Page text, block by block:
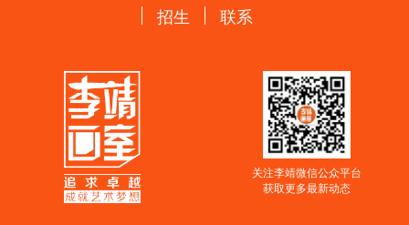
招生
联系
关注李靖微信公众平台
获取更多最新动态